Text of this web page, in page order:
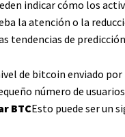
indicar cómo los
la atención o la
tendencias de
de bitcoin enviado
número de
BTCEsto puede ser un